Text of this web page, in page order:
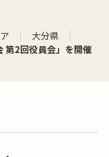
大分県
第2回役員会」を開催